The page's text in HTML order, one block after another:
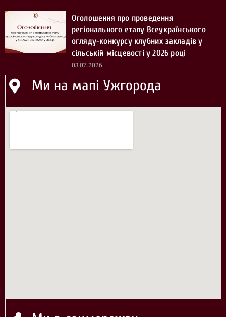
Оголошення про проведення
регіонального етапу Всеукраїнського
огляду-конкурсу клубних закладів у
сільській місцевості у 2026 році
03.07.2026
Ми на мапі Ужгорода